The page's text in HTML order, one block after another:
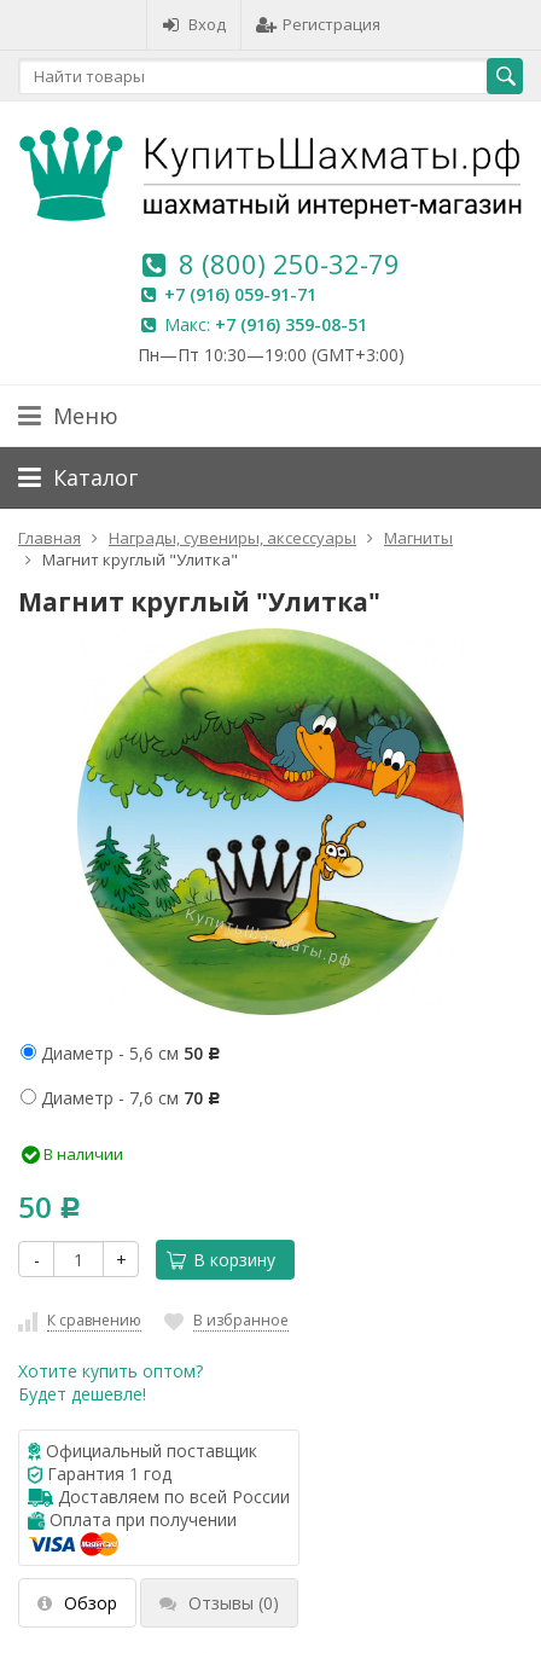
Вход Регистрация
8 (800) 250-32-79
+7 (916) 059-91-71
Макс: +7 (916) 359-08-51
Пн—Пт 10:30—19:00 (GMT+3:00)
Меню
Каталог
Главная Награды, сувениры, аксессуары
Магниты
Магнит круглый "Улитка"
Магнит круглый "Улитка"
Диаметр - 5,6 см 50 Р
Диаметр - 7,6 см 70 Р
В наличии
50 Р
- + В корзину
К сравнению В избранное
Хотите купить оптом?
Будет дешевле!
Официальный поставщик
Гарантия 1 год
Доставляем по всей России
Оплата при получении
Обзор Отзывы (0)